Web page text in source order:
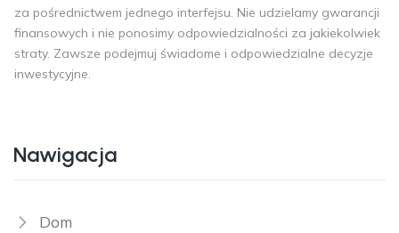
za pośrednictwem jednego interfejsu. Nie udzielamy gwarancji
finansowych i nie ponosimy odpowiedzialności za jakiekolwiek
straty. Zawsze podejmuj świadome i odpowiedzialne decyzje
inwestycyjne.
Nawigacja
Dom